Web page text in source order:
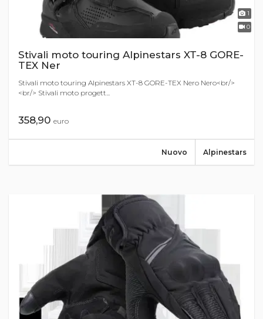
1
0
Stivali moto touring Alpinestars XT-8 GORE-
TEX Ner
Stivali moto touring Alpinestars XT-8 GORE-TEX Nero Nero<br/>
<br/> Stivali moto progett...
358,90 euro
Alpinestars
Nuovo